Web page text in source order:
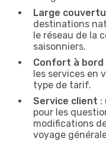
Large
destinations
le réseau de la
saisonniers.
Confort à bord
les services en
type de tarif.
Service client :
pour les
modifications
voyage